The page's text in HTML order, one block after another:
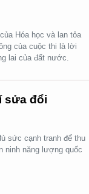
Hóa học và lan tỏa
của cuộc thi là lời
lai của đất nước.
sửa đổi
sức cạnh tranh để thu
ninh năng lượng quốc